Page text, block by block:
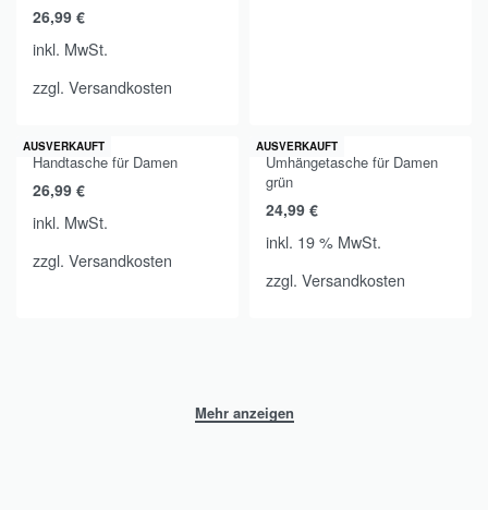
26,99 €
inkl. MwSt.
zzgl. Versandkosten
AUSVERKAUFT
Handtasche für Damen
26,99 €
inkl. MwSt.
zzgl. Versandkosten
AUSVERKAUFT
Umhängetasche für Damen
grün
24,99 €
inkl. 19 % MwSt.
zzgl. Versandkosten